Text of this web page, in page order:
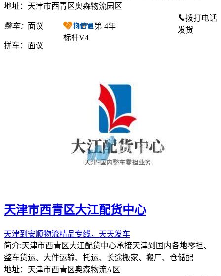
地址：天津市西青区奥森物流园区
整车： 面议
拼车： 面议
第 4年
标杆V4
拨打电话
发货
天津市西青区大江配货中心
天津到安顺物流精品专线，天天发车
简介:天津市西青区大江配货中心承接天津到国内各地零担、
整车货运、大件运输、托运、长途搬家、搬厂、仓储配
地址：天津市西青区奥森物流A区